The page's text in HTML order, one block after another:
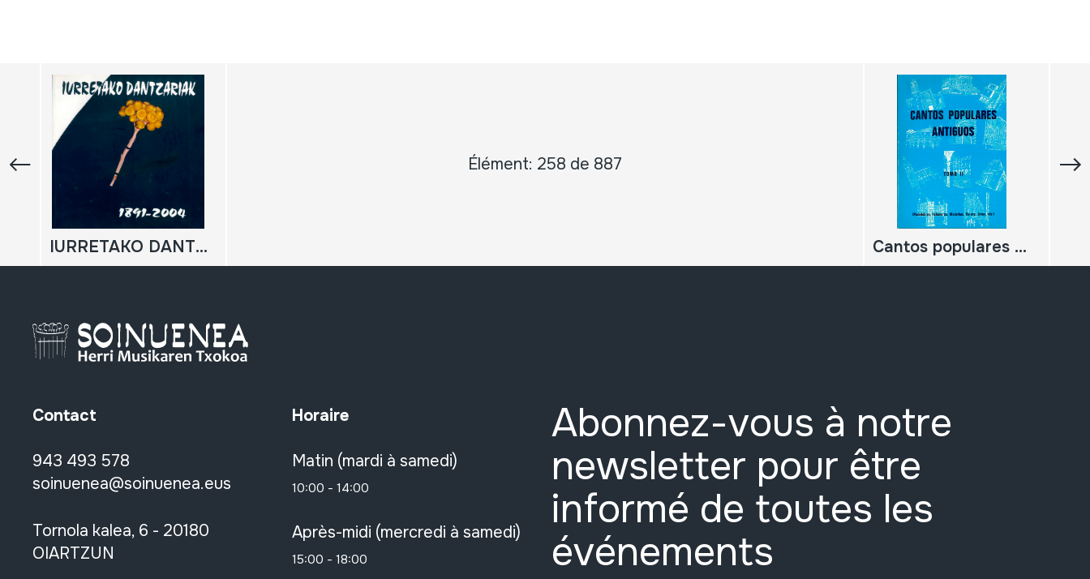
Élément: 258 de 887
IURRETAKO DANTZARIAK.1891-2004 Cantos populares antiguos. Tomo II. ( Pasodobles, Habaneras, Mazurkas, Valses, Jotas,etc,)
Contact
943 493 578
soinuenea@soinuenea.eus
Tornola kalea, 6 - 20180
OIARTZUN
Horaire
Matin (mardi à samedi)
10:00 - 14:00
Après-midi (mercredi à samedi)
15:00 - 18:00
Abonnez-vous à notre
newsletter pour être
informé de toutes les
événements